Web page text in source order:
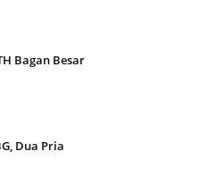
Bagan Besar
Dua Pria